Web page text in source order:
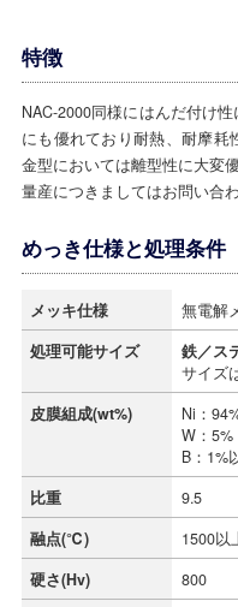
特徴
NAC-2000同様にはんだ付け
にも優れており耐熱、耐摩耗
金型においては離型性に大変
量産につきましてはお問い合わ
めっき仕様と処理条件
メッキ仕様
無電解
処理可能サイズ
鉄／ス
サイズ
皮膜組成(wt%)
Ni：
W：5%
B：1%
比重
9.5
融点(℃)
1500以
硬さ(Hv)
800